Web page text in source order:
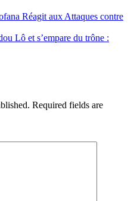
Réagit aux Attaques contre
Lô et s’empare du trône :
Required fields are